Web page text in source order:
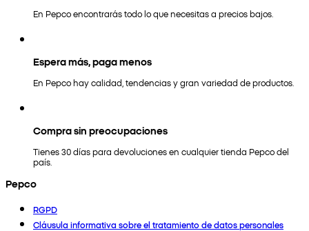
En Pepco encontrarás todo lo que necesitas a precios bajos.
Espera más, paga menos
En Pepco hay calidad, tendencias y gran variedad de productos.
Compra sin preocupaciones
Tienes 30 días para devoluciones en cualquier tienda Pepco del
país.
Pepco
RGPD
Cláusula informativa sobre el tratamiento de datos personales